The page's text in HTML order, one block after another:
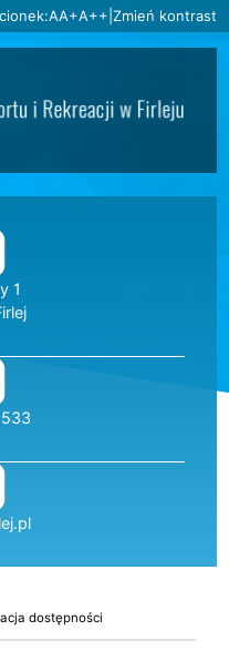
Przejdź do wyszukiwarki
Ustaw domyślną czcionkę
AUstaw większą czcionkę
A+Ustaw największą
A++ Zmień kontrast
»
1
dostępności